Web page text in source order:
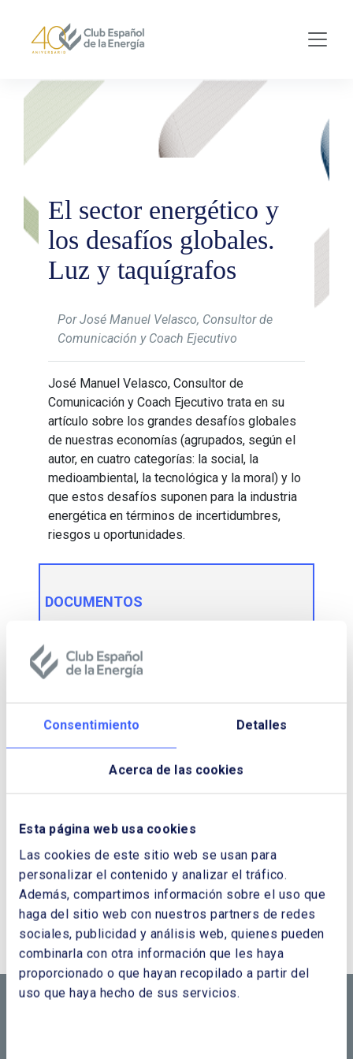
Consentimiento Detalles
Acerca de las cookies
Esta página web usa cookies
Las cookies de este sitio web se usan para
personalizar el contenido y analizar el tráfico.
Además, compartimos información sobre el uso que
haga del sitio web con nuestros partners de redes
sociales, publicidad y análisis web, quienes pueden
combinarla con otra información que les haya
proporcionado o que hayan recopilado a partir del
uso que haya hecho de sus servicios.
El sector energético y
los desafíos globales.
Luz y taquígrafos
Por José Manuel Velasco, Consultor de
Comunica­ción y Coach Ejecutivo
José Manuel Velasco, Consultor de
Comunica­ción y Coach Ejecutivo trata en su
artículo sobre los grandes desafíos globales
de nuestras economías (agrupados, según el
autor, en cuatro categorías: la social, la
medioambiental, la tecnológica y la moral) y lo
que estos desafíos suponen para la industria
energética en términos de incertidumbres,
riesgos u oportunidades.
DOCUMENTOS
¿QUIERES PONERTE EN CONTACTO CON
NOSOTROS?
CONTÁCTANOS SI
NECESITAS MÁS